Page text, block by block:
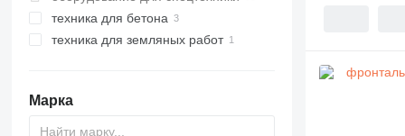
мультифункциональные
техника для бетона
автобетоносмесители
техника для земляных работ
Марка